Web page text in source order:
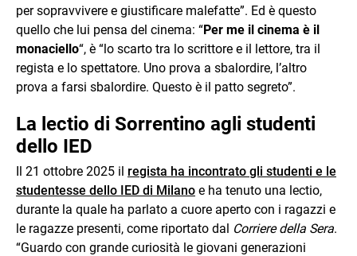
per sopravvivere e giustificare malefatte”. Ed è questo
quello che lui pensa del cinema: “Per me il cinema è il
monaciello“, è “lo scarto tra lo scrittore e il lettore, tra il
regista e lo spettatore. Uno prova a sbalordire, l’altro
prova a farsi sbalordire. Questo è il patto segreto”.
La lectio di Sorrentino agli studenti
dello IED
Il 21 ottobre 2025 il regista ha incontrato gli studenti e le
studentesse dello IED di Milano e ha tenuto una lectio,
durante la quale ha parlato a cuore aperto con i ragazzi e
le ragazze presenti, come riportato dal Corriere della Sera.
“Guardo con grande curiosità le giovani generazioni